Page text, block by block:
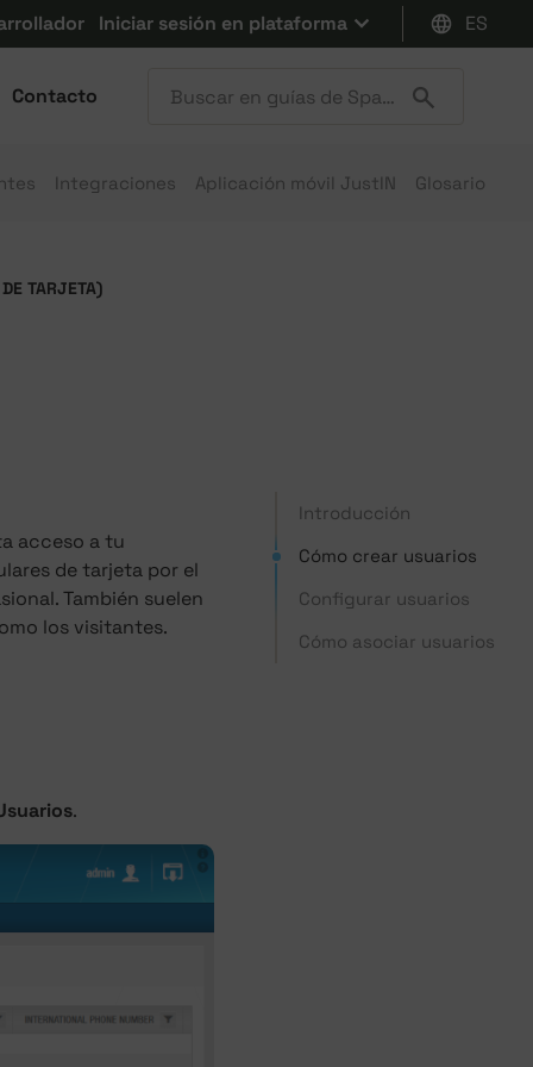
Iniciar sesión en plataforma ES
Contacto
Integraciones Aplicación móvil JustIN Glosario
TARJETA)
acceso a tu
de tarjeta por el
También suelen
los visitantes.
.
Introducción
Cómo crear usuarios
Configurar usuarios
Cómo asociar usuarios